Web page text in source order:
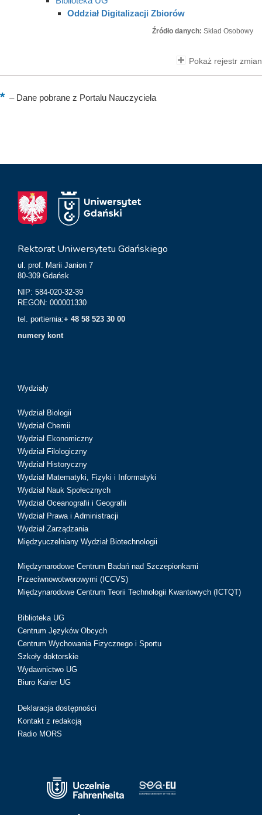
Oddział Digitalizacji Zbiorów
Źródło danych: Skład Osobowy
Pokaż rejestr zmian
–Dane pobrane z Portalu Nauczyciela
Rektorat Uniwersytetu Gdańskiego
ul. prof. Marii Janion 7
80-309 Gdańsk
NIP: 584-020-32-39
REGON: 000001330
tel. portiernia:+ 48 58 523 30 00
numery kont
Wydziały
Wydział Biologii
Wydział Chemii
Wydział Ekonomiczny
Wydział Filologiczny
Wydział Historyczny
Wydział Matematyki, Fizyki i Informatyki
Wydział Nauk Społecznych
Wydział Oceanografii i Geografii
Wydział Prawa i Administracji
Wydział Zarządzania
Międzyuczelniany Wydział Biotechnologii
Międzynarodowe Centrum Badań nad Szczepionkami
Przeciwnowotworowymi (ICCVS)
Międzynarodowe Centrum Teorii Technologii Kwantowych (ICTQT)
Biblioteka UG
Centrum Języków Obcych
Centrum Wychowania Fizycznego i Sportu
Szkoły doktorskie
Wydawnictwo UG
Biuro Karier UG
Deklaracja dostępności
Kontakt z redakcją
Radio MORS